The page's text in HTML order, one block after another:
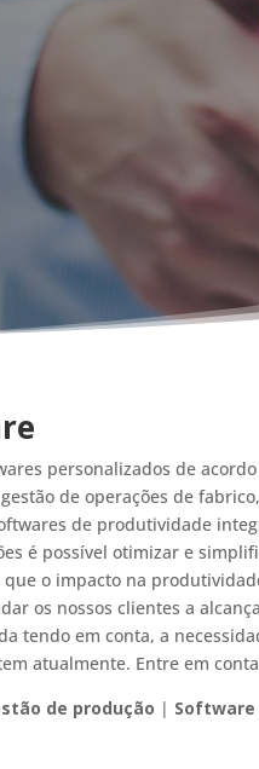
personalizados de
de operações de
de produtividade
é possível otimizar e
o impacto na
os nossos clientes a
tendo em conta, a
atualmente. Entre em
de produção | Software